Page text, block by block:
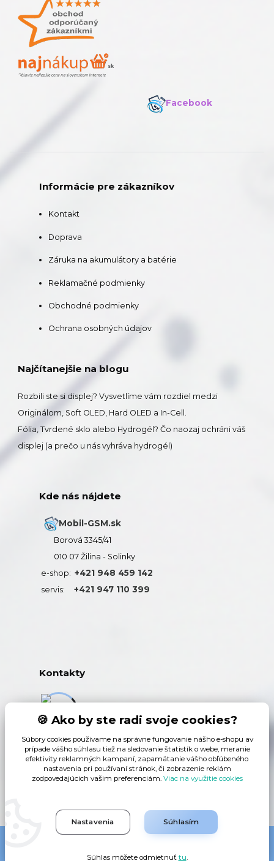
Facebook
Informácie pre zákazníkov
Kontakt
Doprava
Záruka na akumulátory a batérie
Reklamačné podmienky
Obchodné podmienky
Ochrana osobných údajov
Najčítanejšie na blogu
Rozbili ste si displej? Vysvetlíme vám rozdiel medzi
Originálom, Soft OLED, Hard OLED a In-Cell.
Fólia, Tvrdené sklo alebo Hydrogél? Čo naozaj ochráni váš
displej (a prečo u nás vyhráva hydrogél)
Kde nás nájdete
Mobil-GSM.sk
Borová 3345/41
010 07 Žilina - Solinky
e-shop: +421 948 459 142
servis: +421 947 110 399
Kontakty
(Po-Pia, 9-15 hod.)
info@mobil-gsm.sk
🍪 Ako by ste radi svoje cookies?
Súbory cookies používame na správne fungovanie nášho e-shopu av
prípade vášho súhlasu tiež na sledovanie štatistík o webe, meranie
efektivity reklamných kampaní, zapamätanie vášho obľúbeného
nastavenia pri používaní stránok, či zobrazenie reklám
zodpovedajúcich vašim preferenciám. Viac na využitie cookies
Nastavenia Súhlasím
Súhlas môžete odmietnuť tu.